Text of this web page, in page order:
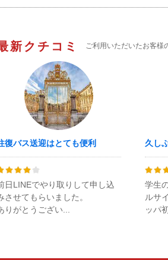
新クチコミ ご利用いただいたお客様
復バス送迎はとても便利
日LINEでやり取りして申し込
させてもらいました。
りがとうござい...
久し
学生
ルサ
ッパ